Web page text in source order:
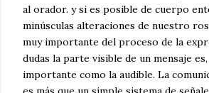
al orador. y si es posible de cuerpo
minúsculas alteraciones de nuestro
muy importante del proceso de la
dudas la parte visible de un mensaje
importante como la audible. La